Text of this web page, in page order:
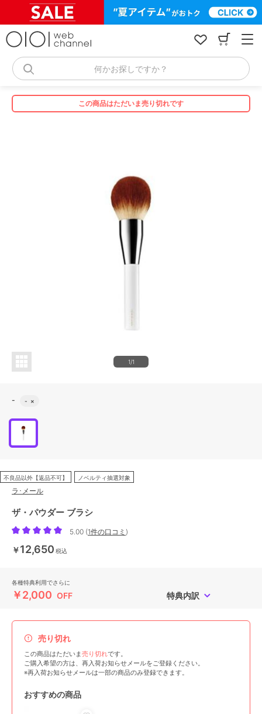
何かお探しですか？
この商品はただいま売り切れです
1/1
- - ×
不良品以外【返品不可】 ノベルティ抽選対象
ラ･メール
ザ・パウダー ブラシ
5.00 (1件の口コミ )
￥12,650 税込
各種特典利用でさらに
￥2,000 OFF 特典内訳
売り切れ
この商品はただいま売り切れです。
ご購入希望の方は、再入荷お知らせメールをご登録ください。
※再入荷お知らせメールは一部の商品のみ登録できます。
おすすめの商品